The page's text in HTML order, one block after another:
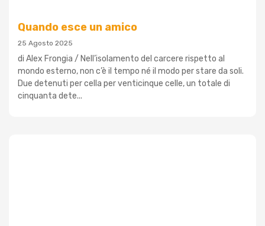
Quando esce un amico
25 Agosto 2025
di Alex Frongia / Nell’isolamento del carcere rispetto al
mondo esterno, non c’è il tempo né il modo per stare da soli.
Due detenuti per cella per venticinque celle, un totale di
cinquanta dete...